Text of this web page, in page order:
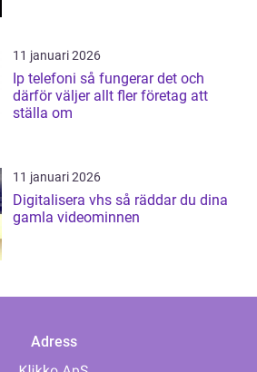
11 januari 2026
Ip telefoni så fungerar det och
därför väljer allt fler företag att
ställa om
11 januari 2026
Digitalisera vhs så räddar du dina
gamla videominnen
Adress